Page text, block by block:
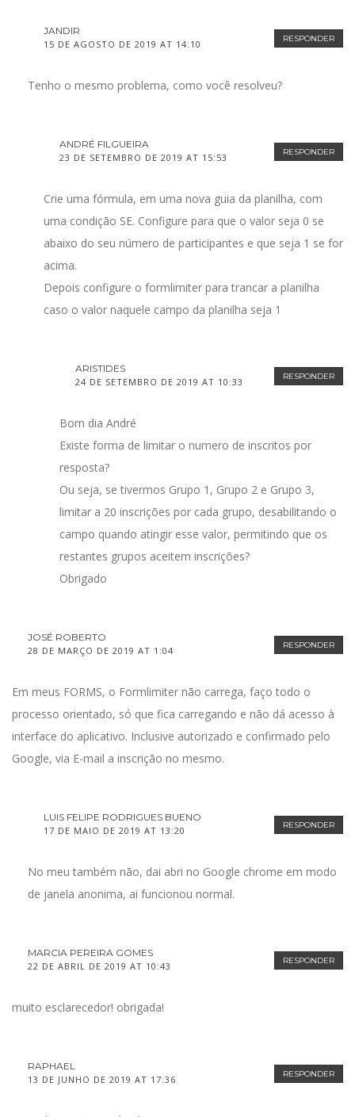
RESPONDER
JANDIR
15 DE AGOSTO DE 2019 AT 14:10
Tenho o mesmo problema, como você resolveu?
RESPONDER
ANDRÉ FILGUEIRA
23 DE SETEMBRO DE 2019 AT 15:53
Crie uma fórmula, em uma nova guia da planilha, com
uma condição SE. Configure para que o valor seja 0 se
abaixo do seu número de participantes e que seja 1 se for
acima.
Depois configure o formlimiter para trancar a planilha
caso o valor naquele campo da planilha seja 1
RESPONDER
ARISTIDES
24 DE SETEMBRO DE 2019 AT 10:33
Bom dia André
Existe forma de limitar o numero de inscritos por
resposta?
Ou seja, se tivermos Grupo 1, Grupo 2 e Grupo 3,
limitar a 20 inscrições por cada grupo, desabilitando o
campo quando atingir esse valor, permitindo que os
restantes grupos aceitem inscrições?
Obrigado
RESPONDER
JOSÉ ROBERTO
28 DE MARÇO DE 2019 AT 1:04
Em meus FORMS, o Formlimiter não carrega, faço todo o
processo orientado, só que fica carregando e não dá acesso à
interface do aplicativo. Inclusive autorizado e confirmado pelo
Google, via E-mail a inscrição no mesmo.
RESPONDER
LUIS FELIPE RODRIGUES BUENO
17 DE MAIO DE 2019 AT 13:20
No meu também não, dai abri no Google chrome em modo
de janela anonima, ai funcionou normal.
RESPONDER
MARCIA PEREIRA GOMES
22 DE ABRIL DE 2019 AT 10:43
muito esclarecedor! obrigada!
RESPONDER
RAPHAEL
13 DE JUNHO DE 2019 AT 17:36